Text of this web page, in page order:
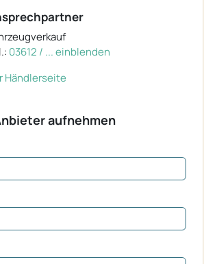
03612 / ... einblenden
Händlerseite
aufnehmen